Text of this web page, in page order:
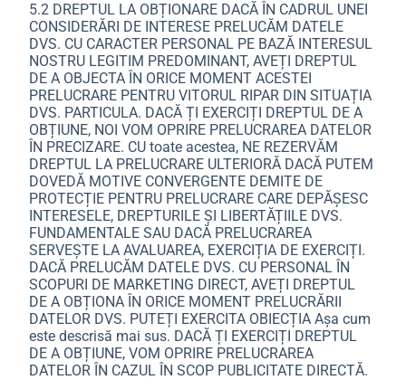
5.2 DREPTUL LA OBȚIONARE DACĂ ÎN CADRUL UNEI
CONSIDERĂRI DE INTERESE PRELUCĂM DATELE
DVS. CU CARACTER PERSONAL PE BAZĂ INTERESUL
NOSTRU LEGITIM PREDOMINANT, AVEȚI DREPTUL
DE A OBJECTA ÎN ORICE MOMENT ACESTEI
PRELUCRARE PENTRU VITORUL RIPAR DIN SITUAȚIA
DVS. PARTICULA. DACĂ ȚI EXERCIȚI DREPTUL DE A
OBȚIUNE, NOI VOM OPRIRE PRELUCRAREA DATELOR
ÎN PRECIZARE. CU toate acestea, NE REZERVĂM
DREPTUL LA PRELUCRARE ULTERIORĂ DACĂ PUTEM
DOVEDĂ MOTIVE CONVERGENTE DEMITE DE
PROTECȚIE PENTRU PRELUCRARE CARE DEPĂȘESC
INTERESELE, DREPTURILE ȘI LIBERTĂȚIILE DVS.
FUNDAMENTALE SAU DACĂ PRELUCRAREA
SERVEȘTE LA AVALUAREA, EXERCIȚIA DE EXERCIȚI.
DACĂ PRELUCĂM DATELE DVS. CU PERSONAL ÎN
SCOPURI DE MARKETING DIRECT, AVEȚI DREPTUL
DE A OBȚIONA ÎN ORICE MOMENT PRELUCRĂRII
DATELOR DVS. PUTEȚI EXERCITA OBIECȚIA Așa cum
este descrisă mai sus. DACĂ ȚI EXERCIȚI DREPTUL
DE A OBȚIUNE, VOM OPRIRE PRELUCRAREA
DATELOR ÎN CAZUL ÎN SCOP PUBLICITATE DIRECTĂ.